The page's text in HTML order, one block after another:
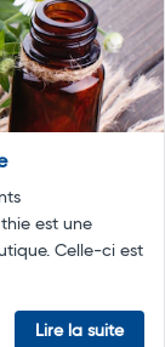
est une
Celle-ci est
Lire la suite